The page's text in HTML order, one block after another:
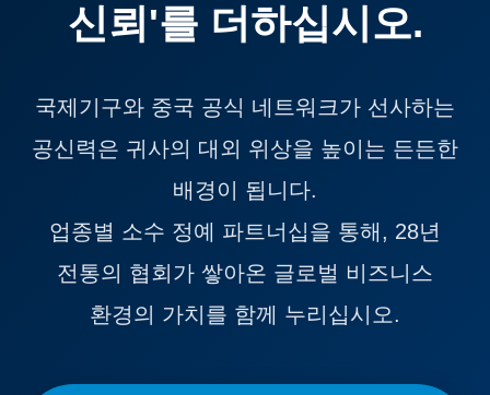
신뢰'를 더하십시오.
국제기구와 중국 공식 네트워크가 선사하는
공신력은 귀사의 대외 위상을 높이는 든든한
배경이 됩니다.
업종별 소수 정예 파트너십을 통해, 28년
전통의 협회가 쌓아온 글로벌 비즈니스
환경의 가치를 함께 누리십시오.